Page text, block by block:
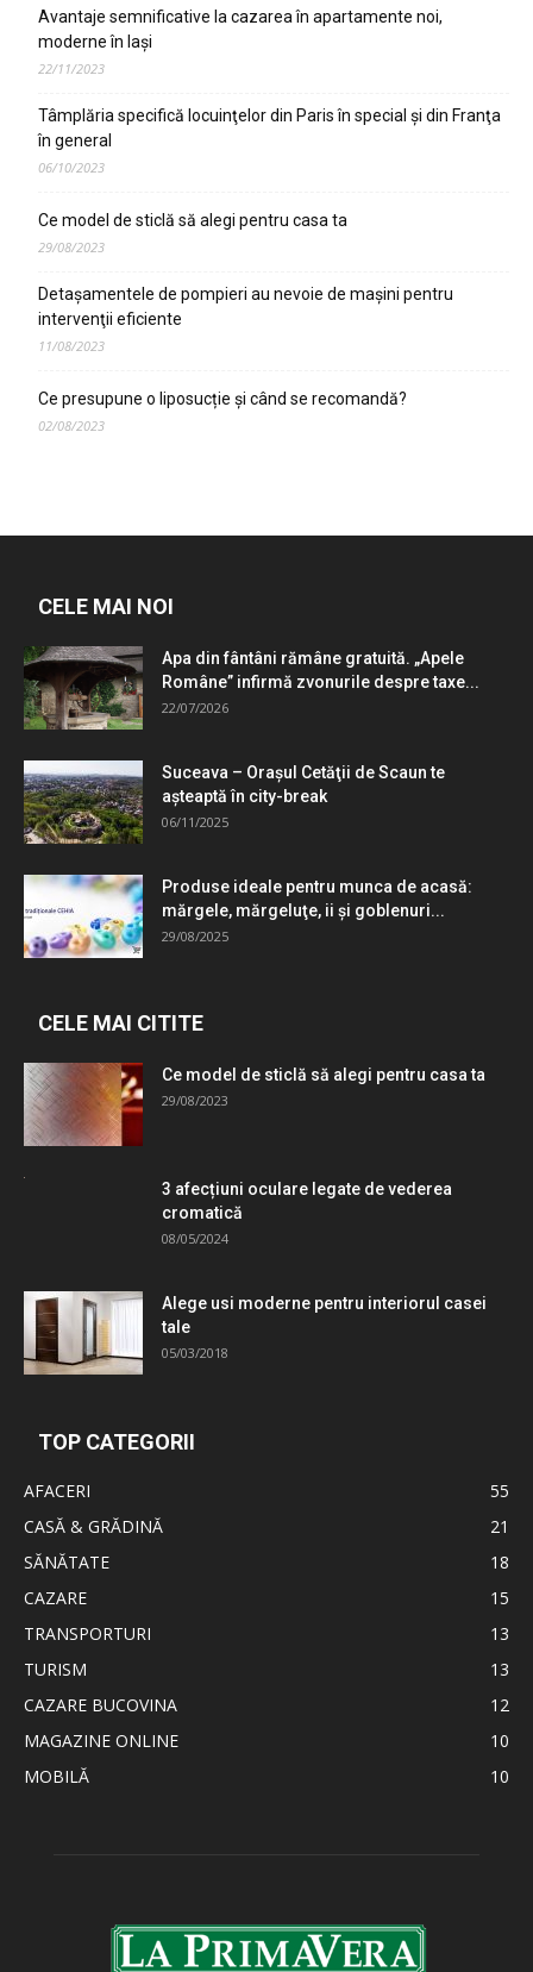
Avantaje semnificative la cazarea în apartamente noi,
moderne în Iaşi
22/11/2023
Tâmplăria specifică locuinţelor din Paris în special şi din Franţa
în general
06/10/2023
Ce model de sticlă să alegi pentru casa ta
29/08/2023
Detaşamentele de pompieri au nevoie de maşini pentru
intervenţii eficiente
11/08/2023
Ce presupune o liposucție și când se recomandă?
02/08/2023
CELE MAI NOI
Apa din fântâni rămâne gratuită. „Apele
Române” infirmă zvonurile despre taxe...
22/07/2026
Suceava – Oraşul Cetăţii de Scaun te
aşteaptă în city-break
06/11/2025
Produse ideale pentru munca de acasă:
mărgele, mărgeluţe, ii şi goblenuri...
29/08/2025
CELE MAI CITITE
Ce model de sticlă să alegi pentru casa ta
29/08/2023
3 afecțiuni oculare legate de vederea
cromatică
08/05/2024
Alege usi moderne pentru interiorul casei
tale
05/03/2018
TOP CATEGORII
AFACERI
55
CASĂ & GRĂDINĂ
21
SĂNĂTATE
18
CAZARE
15
TRANSPORTURI
13
TURISM
13
CAZARE BUCOVINA
12
MAGAZINE ONLINE
10
MOBILĂ
10